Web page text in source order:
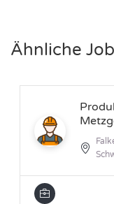
Ähnliche